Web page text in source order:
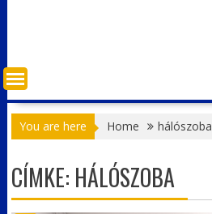
You are here Home hálószoba
CÍMKE: HÁLÓSZOBA